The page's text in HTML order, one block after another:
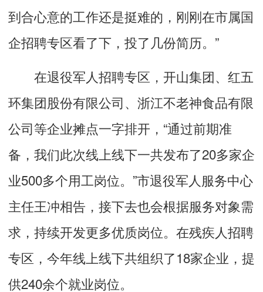
到合心意的工作还是挺难的，刚刚在市属国
企招聘专区看了下，投了几份简历。”
在退役军人招聘专区，开山集团、红五
环集团股份有限公司、浙江不老神食品有限
公司等企业摊点一字排开，“通过前期准
备，我们此次线上线下一共发布了20多家企
业500多个用工岗位。”市退役军人服务中心
主任王冲相告，接下去也会根据服务对象需
求，持续开发更多优质岗位。在残疾人招聘
专区，今年线上线下共组织了18家企业，提
供240余个就业岗位。